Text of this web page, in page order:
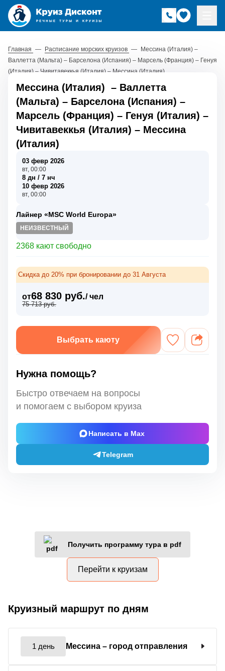
Главная — Расписание морских круизов — Мессина (Италия) –
Валлетта (Мальта) – Барселона (Испания) – Марсель (Франция) – Генуя
(Италия) – Чивитавеккья (Италия) – Мессина (Италия)
Мессина (Италия) – Валлетта
(Мальта) – Барселона (Испания) –
Марсель (Франция) – Генуя (Италия) –
Чивитавеккья (Италия) – Мессина
(Италия)
03 февр 2026
вт, 00:00
8 дн / 7 нч
10 февр 2026
вт, 00:00
Лайнер «MSC World Europa»
НЕИЗВЕСТНЫЙ
2368 кают свободно
Скидка до 20% при бронировании до 31 Августа
от68 830 руб./ чел
75 713 руб.
Выбрать каюту
Нужна помощь?
Быстро отвечаем на вопросы
и помогаем с выбором круиза
Написать в Max
Telegram
Получить программу тура в pdf
Перейти к круизам
Круизный маршрут по дням
1 день Мессина – город отправления